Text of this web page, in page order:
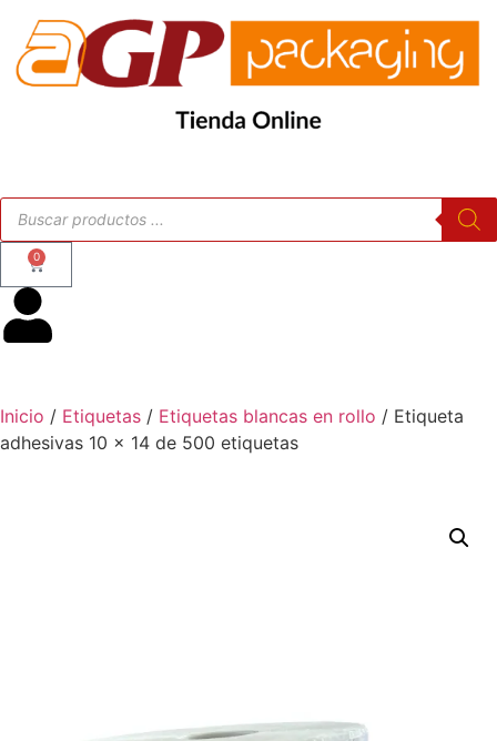
0
Inicio / Etiquetas / Etiquetas blancas en rollo / Etiqueta
adhesivas 10 x 14 de 500 etiquetas